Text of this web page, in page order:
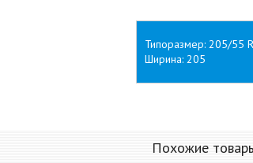
Типоразмер: 205/55
Ширина: 205
Похожие